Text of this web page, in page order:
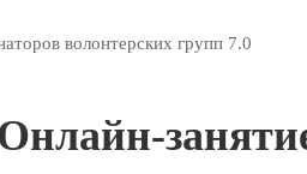
волонтерских групп 7.0